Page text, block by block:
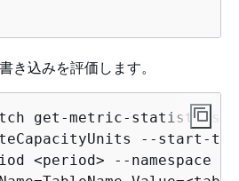
き込みを評価します。
get-metric-statistics
--start-
<period> --namespace